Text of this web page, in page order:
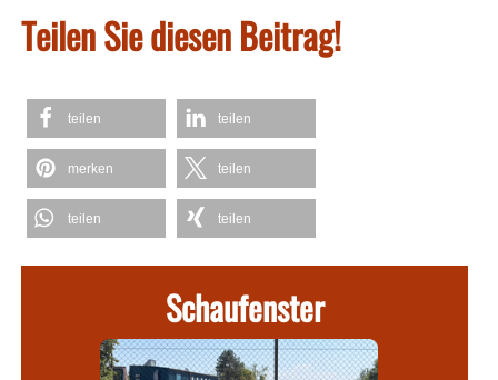
Teilen Sie diesen Beitrag!
teilen teilen
merken teilen
teilen teilen
Schaufenster